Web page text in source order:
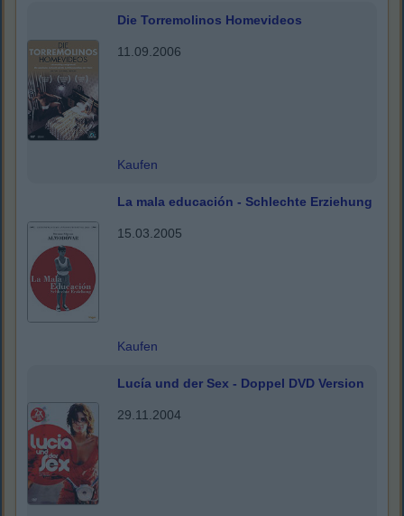
Die Torremolinos Homevideos
11.09.2006
Kaufen
La mala educación - Schlechte Erziehung
15.03.2005
Kaufen
Lucía und der Sex - Doppel DVD Version
29.11.2004